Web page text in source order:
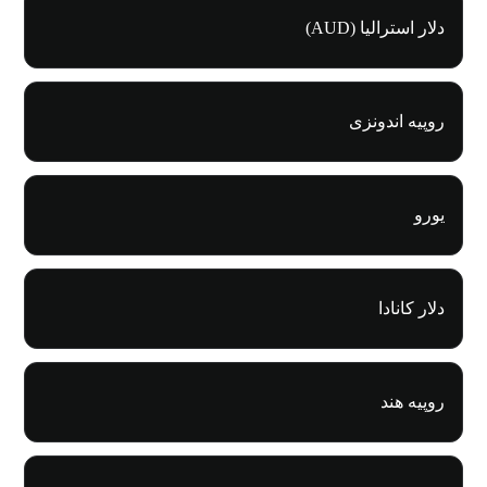
دلار استرالیا (AUD)
روپیه اندونزی
یورو
دلار کانادا
روپیه هند